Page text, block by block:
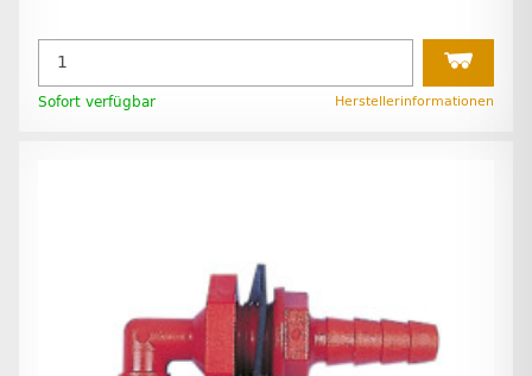
Sofort verfügbar Herstellerinformationen